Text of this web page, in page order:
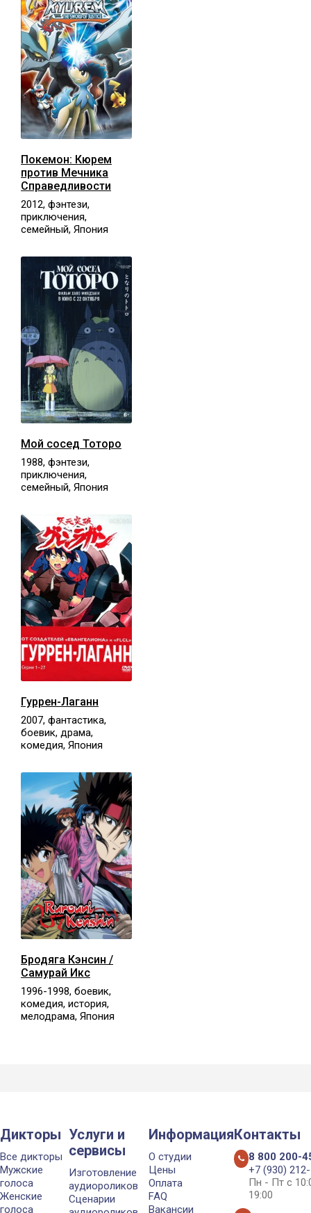
Покемон: Кюрем
против Мечника
Справедливости
2012, фэнтези,
приключения,
семейный, Япония
Мой сосед Тоторо
1988, фэнтези,
приключения,
семейный, Япония
Гуррен-Лаганн
2007, фантастика,
боевик, драма,
комедия, Япония
Бродяга Кэнсин /
Самурай Икс
1996-1998, боевик,
комедия, история,
мелодрама, Япония
Дикторы
Все дикторы
Мужские
голоса
Женские
голоса
Услуги и
сервисы
Изготовление
аудиороликов
Сценарии
Информация
О студии
Цены
Оплата
FAQ
Вакансии
Контакты
8 800 200-
+7 (930)
Пн - Пт с
19:00